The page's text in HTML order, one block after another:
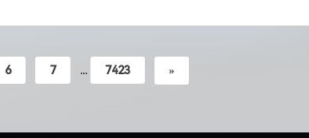
6 7 ... 7423 »